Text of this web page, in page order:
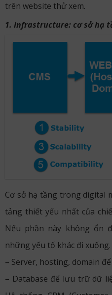
trên website thử xem.
1. Infrastructure: cơ sở hạ
Cơ sở hạ tầng trong digital
tảng thiết yếu nhất của
Nếu phần này không ổn
những yếu tố khác đi
– Server, hosting, domain
– Database để lưu trữ dữ